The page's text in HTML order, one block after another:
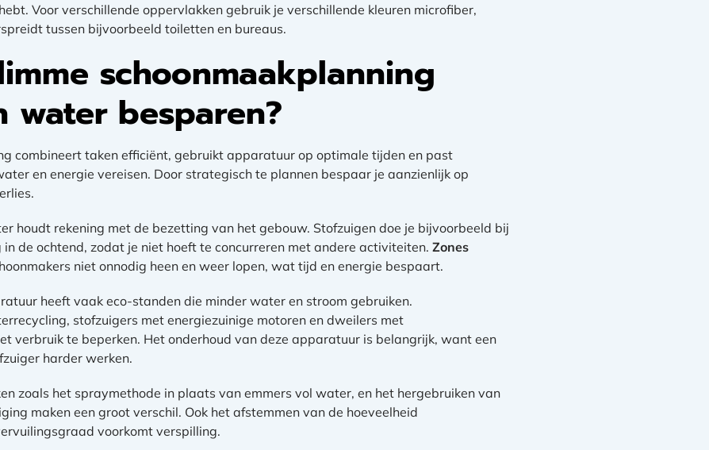
Voor verschillende oppervlakken gebruik je verschillende kleuren microfiber,
tussen bijvoorbeeld toiletten en bureaus.
schoonmaakplanning
water besparen?
combineert taken efficiënt, gebruikt apparatuur op optimale tijden en past
en energie vereisen. Door strategisch te plannen bespaar je aanzienlijk op
houdt rekening met de bezetting van het gebouw. Stofzuigen doe je bijvoorbeeld bij
de ochtend, zodat je niet hoeft te concurreren met andere activiteiten. Zones
niet onnodig heen en weer lopen, wat tijd en energie bespaart.
heeft vaak eco-standen die minder water en stroom gebruiken.
stofzuigers met energiezuinige motoren en dweilers met
verbruik te beperken. Het onderhoud van deze apparatuur is belangrijk, want een
harder werken.
zoals het spraymethode in plaats van emmers vol water, en het hergebruiken van
maken een groot verschil. Ook het afstemmen van de hoeveelheid
voorkomt verspilling.